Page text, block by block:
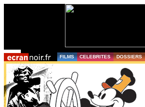
FILMS CELEBRITES DOSSIERS